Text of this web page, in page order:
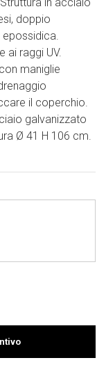
doppio
ai raggi UV.
maniglie
il coperchio.
galvanizzato
Ø 41 H 106 cm.